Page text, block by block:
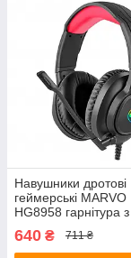
Навушники дротові
геймерські MARVO
HG8958 гарнітура з
підсвічуванням Black
640 ₴ 711 ₴